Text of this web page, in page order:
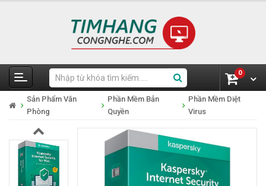
0
Sản Phẩm Văn
Phòng
Phần Mềm Bản
Quyền
Phần Mềm Diệt
Virus